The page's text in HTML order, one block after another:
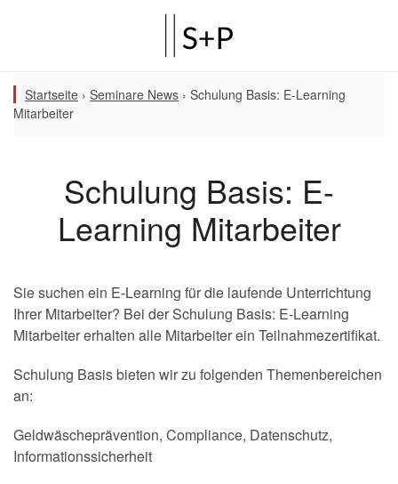
Startseite › Seminare News › Schulung Basis: E-Learning
Mitarbeiter
Schulung Basis: E-
Learning Mitarbeiter
Sie suchen ein E-Learning für die laufende Unterrichtung
Ihrer Mitarbeiter? Bei der Schulung Basis: E-Learning
Mitarbeiter erhalten alle Mitarbeiter ein Teilnahmezertifikat.
Schulung Basis bieten wir zu folgenden Themenbereichen
an:
Geldwäscheprävention, Compliance, Datenschutz,
Informationssicherheit